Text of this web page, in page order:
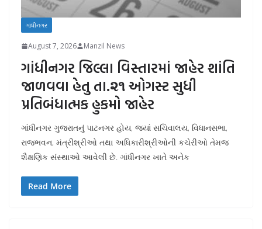
ગાંધીનગર
August 7, 2026 Manzil News
ગાંધીનગર જિલ્લા વિસ્તારમાં જાહેર શાંતિ
જાળવવા હેતુ તા.૨૧ ઓગસ્ટ સુધી
પ્રતિબંધાત્મક હુકમો જાહેર
ગાંધીનગર ગુજરાતનું પાટનગર હોય, જ્યાં સચિવાલય, વિધાનસભા,
રાજભવન, મંત્રીશ્રીઓ તથા અધિકારીશ્રીઓની કચેરીઓ તેમજ
શૈક્ષણિક સંસ્થાઓ આવેલી છે. ગાંધીનગર ખાતે અનેક
Read More